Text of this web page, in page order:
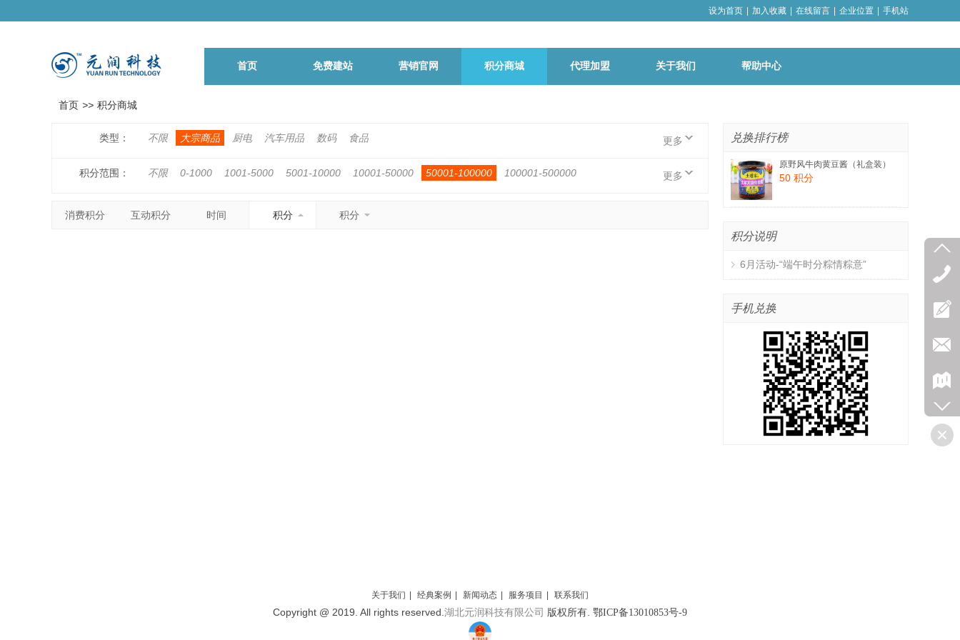
首页 免费建站 营销官网 积分商城 代理加盟 关于我们 帮助中心
设为首页 加入收藏 在线留言 企业位置 手机站
首页 >> 积分商城
类型： 不限 大宗商品 厨电 汽车用品 数码 食品 更多
积分范围： 不限 0-1000 1001-5000 5001-10000 10001-50000 50001-100000
100001-500000
更多
消费积分 互动积分 时间 积分 积分
兑换排行榜
原野风牛肉黄豆酱（礼盒装）
50 积分
积分说明
6月活动-“端午时分粽情粽意”
手机兑换
关于我们 经典案例 新闻动态 服务项目 联系我们
Copyright @ 2019. All rights reserved. 湖北元润科技有限公司 版权所有. 鄂ICP备13010853号-9